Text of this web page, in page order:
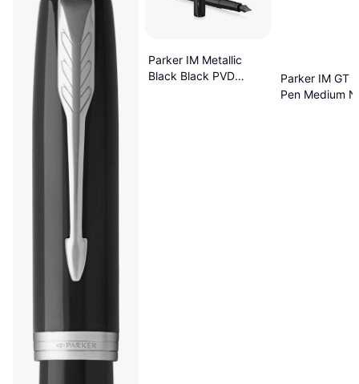
Parker IM Metallic
Black Black PVD
Parker IM GT
Pen Medium